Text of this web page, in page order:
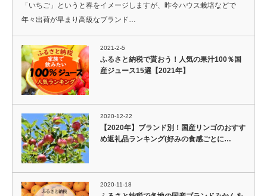
「いちご」というと春をイメージしますが、昨今ハウス栽培などで
年々出荷が早まり高級なブランド…
2021-2-5
ふるさと納税で貰おう！人気の果汁100％国
産ジュース15選【2021年】
2020-12-22
【2020年】ブランド別！国産リンゴのおすす
め返礼品ランキング(好みの食感ごとに…
2020-11-18